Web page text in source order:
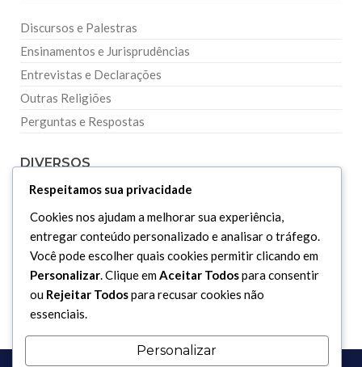
Discursos e Palestras
Ensinamentos e Jurisprudências
Entrevistas e Declarações
Outras Religiões
Perguntas e Respostas
DIVERSOS
Dicionário Islâmico
Downloads
Respeitamos sua privacidade
Cookies nos ajudam a melhorar sua experiência,
entregar conteúdo personalizado e analisar o tráfego.
Você pode escolher quais cookies permitir clicando em
Personalizar. Clique emAceitar Todospara consentir
ou Rejeitar Todospara recusar cookies não
essenciais.
Personalizar